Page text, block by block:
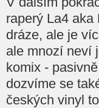
raperý La4
dráze, ale je
ale mnozí neví
komix -
dozvíme se
českých vinyl